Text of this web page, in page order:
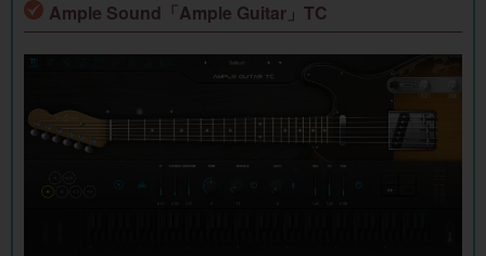
Ample Sound「Ample Guitar」TC